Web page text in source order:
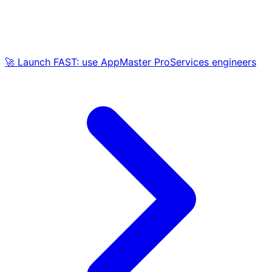
🚀 Launch FAST: use AppMaster ProServices engineers